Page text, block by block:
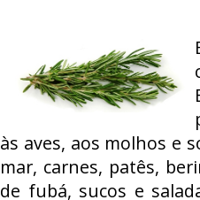
às aves, aos molhos e
mar, carnes, patês,
de fubá, sucos e